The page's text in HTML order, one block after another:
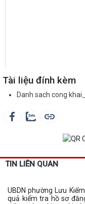
Tài liệu đính kèm
Danh sach cong
TIN LIÊN QUAN
UBDN phường Lưu
quả kiểm tra hồ sơ